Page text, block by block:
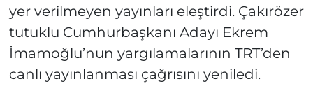
yer verilmeyen yayınları eleştirdi. Çakırözer
tutuklu Cumhurbaşkanı Adayı Ekrem
İmamoğlu’nun yargılamalarının TRT’den
canlı yayınlanması çağrısını yeniledi.